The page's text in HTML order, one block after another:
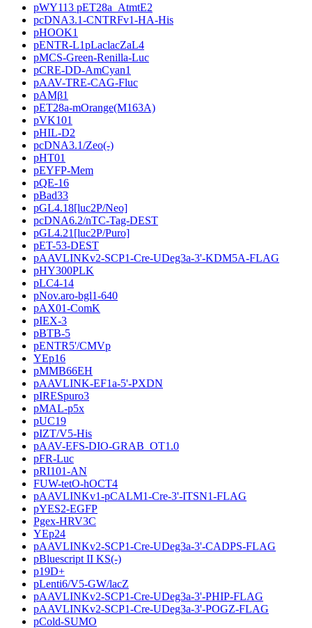
pWY113 pET28a_AtmtE2
pcDNA3.1-CNTRFv1-HA-His
pHOOK1
pENTR-L1pLaclacZaL4
pMCS-Green-Renilla-Luc
pCRE-DD-AmCyan1
pAAV-TRE-CAG-Fluc
pAMβ1
pET28a-mOrange(M163A)
pVK101
pHIL-D2
pcDNA3.1/Zeo(-)
pHT01
pEYFP-Mem
pQE-16
pBad33
pGL4.18[luc2P/Neo]
pcDNA6.2/nTC-Tag-DEST
pGL4.21[luc2P/Puro]
pET-53-DEST
pAAVLINKv2-SCP1-Cre-UDeg3a-3'-KDM5A-FLAG
pHY300PLK
pLC4-14
pNov.aro-bgl1-640
pAX01-ComK
pIEX-3
pBTB-5
pENTR5'/CMVp
YEp16
pMMB66EH
pAAVLINK-EF1a-5'-PXDN
pIRESpuro3
pMAL-p5x
pUC19
pIZT/V5-His
pAAV-EFS-DIO-GRAB_OT1.0
pFR-Luc
pRI101-AN
FUW-tetO-hOCT4
pAAVLINKv1-pCALM1-Cre-3'-ITSN1-FLAG
pYES2-EGFP
Pgex-HRV3C
YEp24
pAAVLINKv2-SCP1-Cre-UDeg3a-3'-CADPS-FLAG
pBluescript II KS(-)
p19D+
pLenti6/V5-GW/lacZ
pAAVLINKv2-SCP1-Cre-UDeg3a-3'-PHIP-FLAG
pAAVLINKv2-SCP1-Cre-UDeg3a-3'-POGZ-FLAG
pCold-SUMO